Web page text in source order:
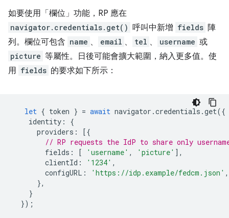
如要使用「欄位」功能，RP 應在
navigator.credentials.get() 呼叫中新增 fields 陣
列。欄位可包含 name 、 email 、 tel 、 username 或
picture 等屬性。日後可能會擴大範圍，納入更多值。使
用 fields 的要求如下所示：
let { token } = await navigator .credentials .get({
identity :
{
providers :
[{
// RP requests the IdP to share only
fields : [ 'username' , 'picture' ],
clientId : '1234' ,
configURL : 'https://idp.example/fedcm.json' ,
},
}
});